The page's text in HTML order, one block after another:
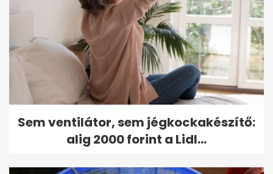
Sem ventilátor, sem jégkockakészítő:
alig 2000 forint a Lidl...